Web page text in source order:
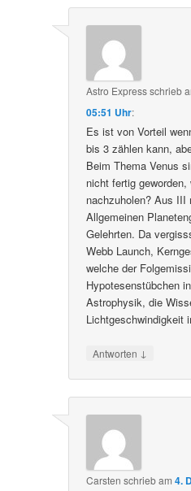
Astro Expressschrieb
05:51 Uhr:
Es ist von Vorteil
bis 3 zählen kann,
Beim Thema Venus
nicht fertig
nachzuholen? Aus
Allgemeinen
Gelehrten. Da
Webb Launch,
welche der
Hypotesenstübchen
Astrophysik, die
Lichtgeschwindigkeit
Antworten ↓
Carsten schriebam4.